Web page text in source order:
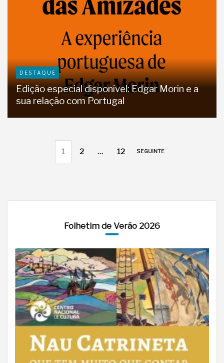
DESTAQUE
Edição especial disponível: Edgar Morin e a
sua relação com Portugal
1 2 … 12 SEGUINTE
Folhetim de Verão 2026